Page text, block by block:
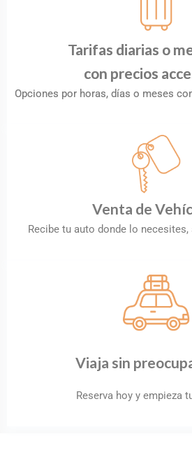
Tarifas diarias o
con precios
Opciones por horas, días o meses
Venta de
Recibe tu auto donde lo
Viaja sin
Reserva hoy y empieza